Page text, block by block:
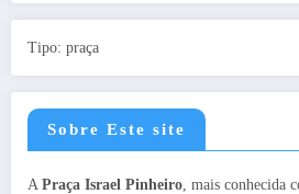
Tipo: praça
Sobre Este site
A Praça Israel Pinheiro , mais conhecida